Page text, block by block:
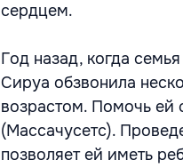
сердцем.
Год назад, когда
Сируа обзвонила
возрастом. Помочь ей
(Массачусетс).
позволяет ей иметь